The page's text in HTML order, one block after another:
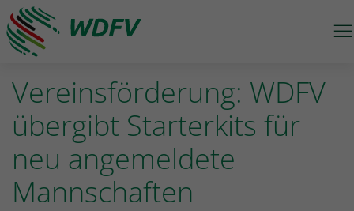
Logo: wdfv führt zur Starseite
Vereinsförderung: WDFV
übergibt Starterkits für
neu angemeldete
Mannschaften